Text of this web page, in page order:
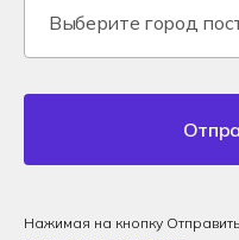
Нажимая на кнопку